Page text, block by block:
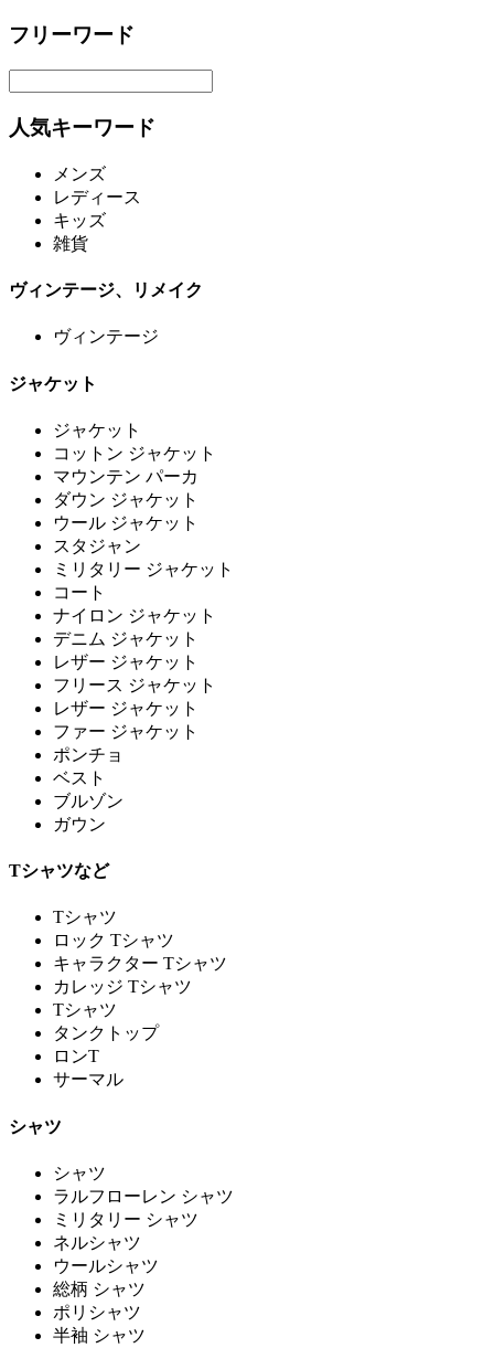
フリーワード
人気キーワード
メンズ
レディース
キッズ
雑貨
ヴィンテージ、リメイク
ヴィンテージ
ジャケット
ジャケット
コットン ジャケット
マウンテン パーカ
ダウン ジャケット
ウール ジャケット
スタジャン
ミリタリー ジャケット
コート
ナイロン ジャケット
デニム ジャケット
レザー ジャケット
フリース ジャケット
レザー ジャケット
ファー ジャケット
ポンチョ
ベスト
ブルゾン
ガウン
Tシャツなど
Tシャツ
ロック Tシャツ
キャラクター Tシャツ
カレッジ Tシャツ
Tシャツ
タンクトップ
ロンT
サーマル
シャツ
シャツ
ラルフローレン シャツ
ミリタリー シャツ
ネルシャツ
ウールシャツ
総柄 シャツ
ポリシャツ
半袖 シャツ